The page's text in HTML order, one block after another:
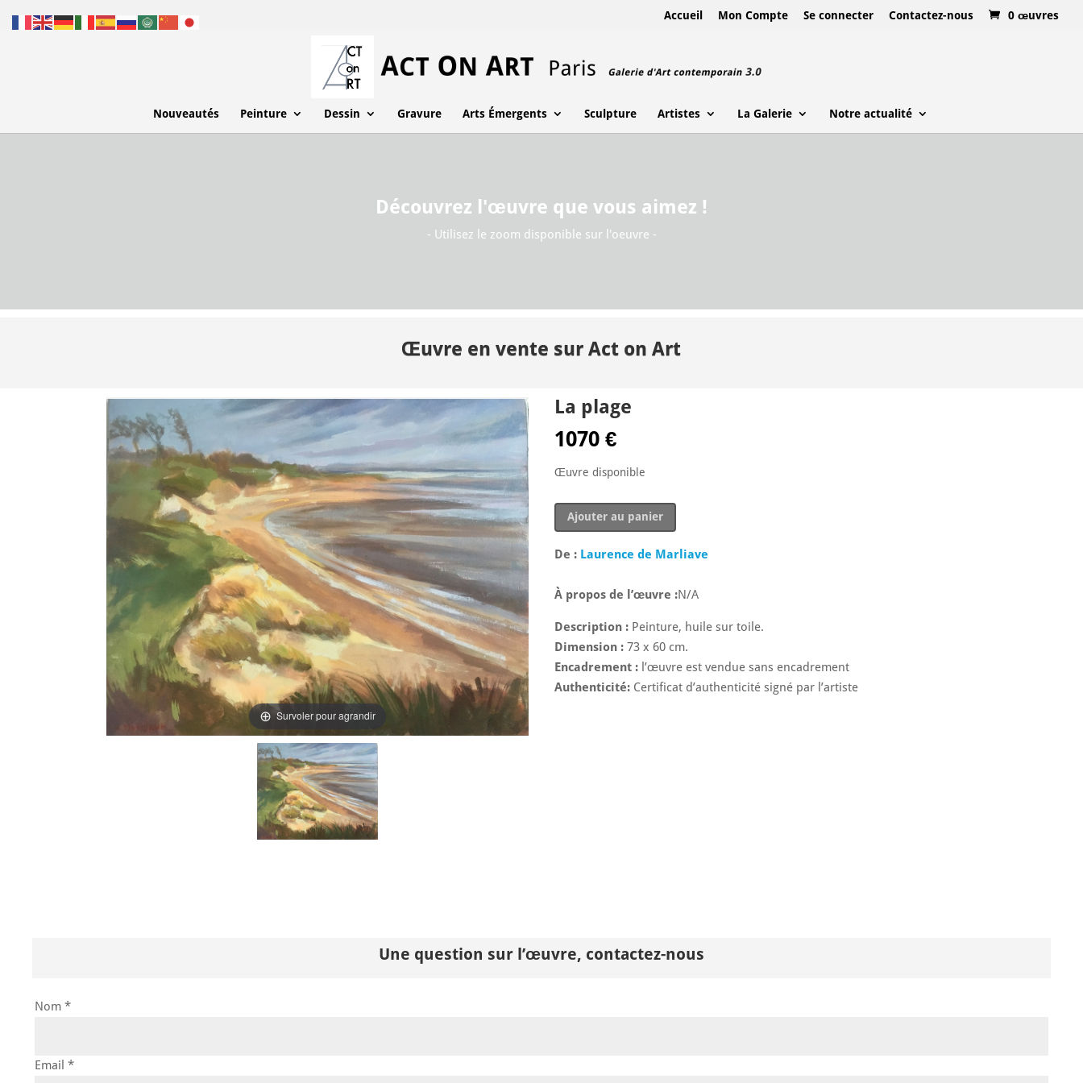
Accueil Mon Compte Se connecter Contactez-nous 0 œuvres
Nouveautés Peinture Dessin Gravure Arts Émergents Sculpture Artistes La Galerie Notre actualité
Découvrez l'œuvre que vous aimez !
- Utilisez le zoom disponible sur l'oeuvre -
Œuvre en vente sur Act on Art
Survoler pour agrandir
La plage
1070€
Œuvre disponible
quantité
de
plage
Ajouter au panier
De : Laurence de Marliave
À propos de l’œuvre :N/A
Description : Peinture, huile sur toile.
Dimension : 73 x 60 cm.
Encadrement : l’œuvre est vendue sans encadrement
Authenticité: Certificat d’authenticité signé par l’artiste
Une question sur l’œuvre, contactez-nous
Nom *
Email *